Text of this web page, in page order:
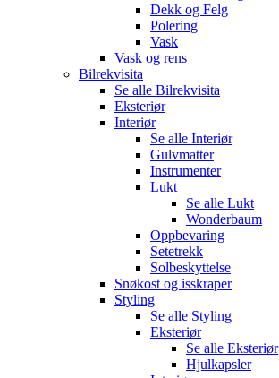
Dekk og Felg
Polering
Vask
Vask og rens
Bilrekvisita
Se alle Bilrekvisita
Eksteriør
Interiør
Se alle Interiør
Gulvmatter
Instrumenter
Lukt
Se alle Lukt
Wonderbaum
Oppbevaring
Setetrekk
Solbeskyttelse
Snøkost og isskraper
Styling
Se alle Styling
Eksteriør
Se alle Eksteriør
Hjulkapsler